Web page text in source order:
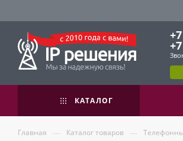
КАТАЛОГ
Главная — Каталог товаров —